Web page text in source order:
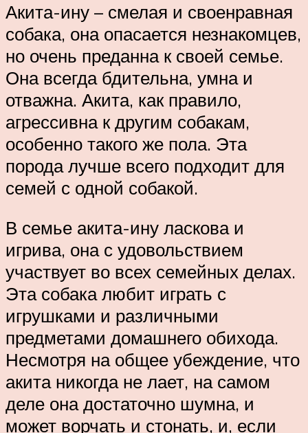
Акита-ину – смелая и своенравная
собака, она опасается незнакомцев,
но очень преданна к своей семье.
Она всегда бдительна, умна и
отважна. Акита, как правило,
агрессивна к другим собакам,
особенно такого же пола. Эта
порода лучше всего подходит для
семей с одной собакой.
В семье акита-ину ласкова и
игрива, она с удовольствием
участвует во всех семейных делах.
Эта собака любит играть с
игрушками и различными
предметами домашнего обихода.
Несмотря на общее убеждение, что
акита никогда не лает, на самом
деле она достаточно шумна, и
может ворчать и стонать, и, если